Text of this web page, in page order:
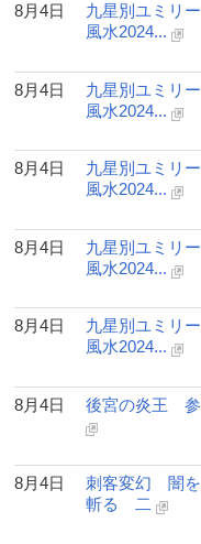
8月4日
九星別ユミリー
風水2024...
8月4日
九星別ユミリー
風水2024...
8月4日
九星別ユミリー
風水2024...
8月4日
九星別ユミリー
風水2024...
8月4日
九星別ユミリー
風水2024...
8月4日 後宮の炎王 参
8月4日
刺客変幻 闇を
斬る 二